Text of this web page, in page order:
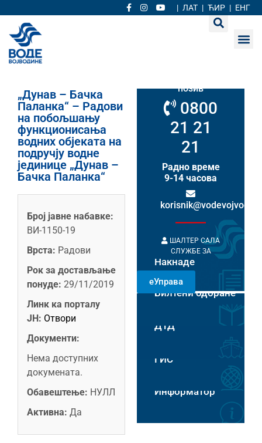
| ЛАТ | ЋИР | ЕНГ
„Дунав – Бачка
Паланка“ – Радови
на побољшању
функционисања
водних објеката на
подручју водне
јединице „Дунав –
Бачка Паланка“
Број јавне набавке:
ВИ-1150-19
Врста: Радови
Рок за достављање
понуде: 29/11/2019
Линк ка порталу
ЈН: Отвори
Документи:
Нема доступних
докумената.
Обавештење: НУЛЛ
Активна: Да
позив
0800
21 21
21
Радно време
9-14 часова
ШАЛТЕР САЛА
СЛУЖБЕ ЗА
НАКНАДЕ
РАДНИМ
ДАНИМА 8-14
ЧАСОВА
Накнаде
еУправа
Билтени одбране
Пловидба на Хс
ДТД
ГИС
Информатор